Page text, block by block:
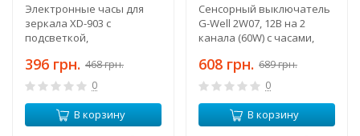
Электронные часы для
зеркала XD-903 с
подсветкой,
блок питания 220-12В в
комплекте
396 грн. 468 грн.
0
В корзину
Сенсорный выключатель
G-Well 2W07, 12В на 2
канала (60W) с часами,
со встроенным реле
608 грн. 689 грн.
0
В корзину